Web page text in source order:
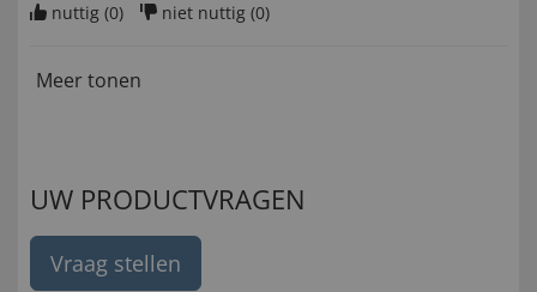
nuttig (0) niet nuttig (0)
Meer tonen
UW PRODUCTVRAGEN
Vraag stellen